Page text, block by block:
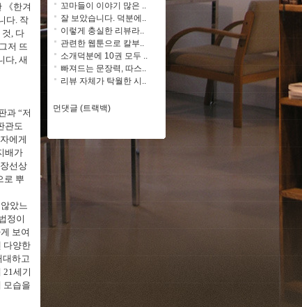
《한겨
다. 작
, 다
저 뜨
다, 새
과“저
관도
에게
배가
선상
로 뿌
았느
정이
보여
다양한
대하고
21세기
모습을
꼬마들이 이야기 많은 ..
잘 보았습니다. 덕분에..
이렇게 충실한 리뷰라..
관련한 웹툰으로 칼부..
소개덕분에 10권 모두 ..
빠져드는 문장력, 따스..
리뷰 자체가 탁월한 시..
먼댓글 (트랙백)